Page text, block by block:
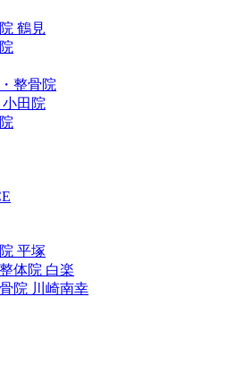
鶴見
整骨院
田院
平塚
体院 白楽
院 川崎南幸